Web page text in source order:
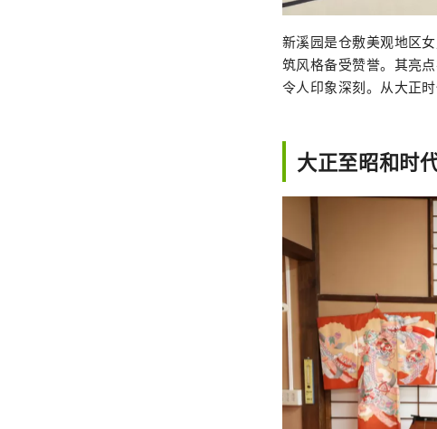
新溪园是仓敷美观地区
筑风格备受赞誉。其亮
令人印象深刻。从大正
大正至昭和时